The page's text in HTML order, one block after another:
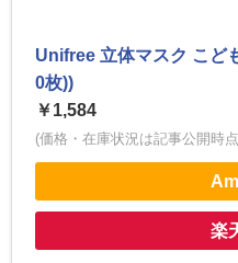
Unifree 立体マスク こど
0枚))
￥1,584
(価格・在庫状況は記事公開時
楽